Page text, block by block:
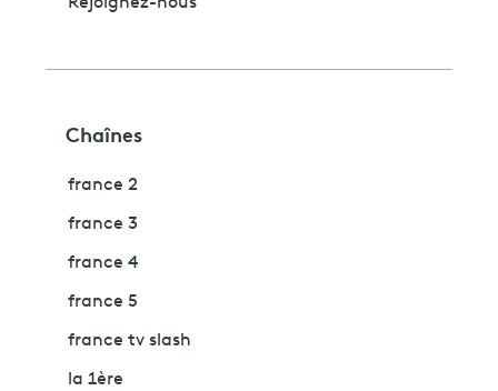
Chaînes
france 2
france 3
france 4
france 5
france tv slash
la 1ère